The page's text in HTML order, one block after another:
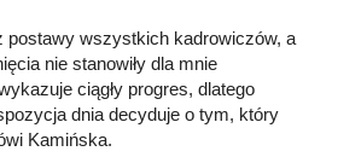
postawy wszystkich kadrowiczów, a
nie stanowiły dla mnie
ciągły progres, dlatego
dnia decyduje o tym, który
Kamińska.